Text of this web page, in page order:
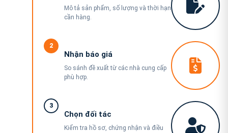
Mô tả sản phẩm, số lượng và thời hạn
cần hàng.
2
Nhận báo giá
So sánh đề xuất từ các nhà cung cấp
phù hợp.
3
Chọn đối tác
Kiểm tra hồ sơ, chứng nhận và điều